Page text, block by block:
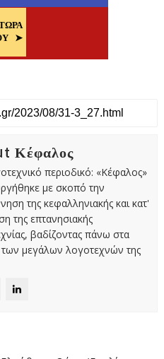
Κέφαλος
περιοδικό: «Κέφαλος»
με σκοπό την
της κεφαλληνιακής και κατ'
της επτανησιακής
βαδίζοντας πάνω στα
των μεγάλων λογοτεχνών της